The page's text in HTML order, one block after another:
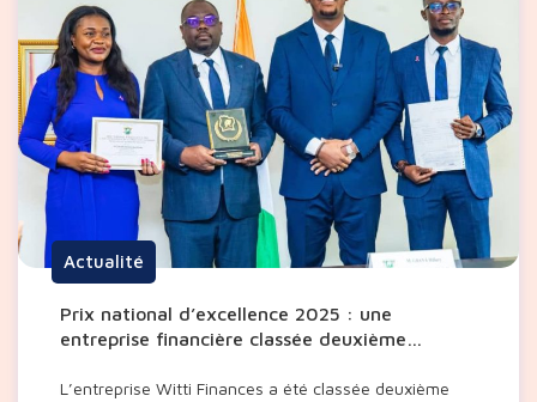
Actualité
Prix national d’excellence 2025 : une
entreprise financière classée deuxième
décents
L’entreprise Witti Finances a été classée deuxième